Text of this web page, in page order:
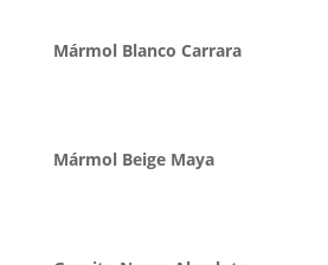
Mármol Blanco Carrara
Mármol Beige Maya